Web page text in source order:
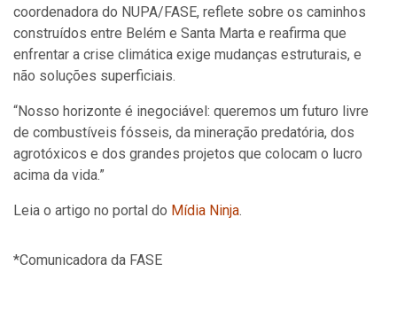
coordenadora do NUPA/FASE, reflete sobre os caminhos
construídos entre Belém e Santa Marta e reafirma que
enfrentar a crise climática exige mudanças estruturais, e
não soluções superficiais.
“Nosso horizonte é inegociável: queremos um futuro livre
de combustíveis fósseis, da mineração predatória, dos
agrotóxicos e dos grandes projetos que colocam o lucro
acima da vida.”
Leia o artigo no portal do Mídia Ninja.
*Comunicadora da FASE